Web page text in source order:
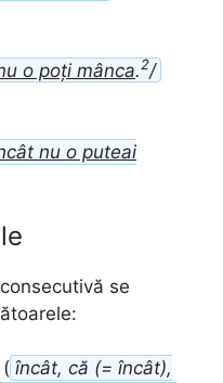
o poți mânca.2/
nu o puteai
se
( încât, că (= încât),